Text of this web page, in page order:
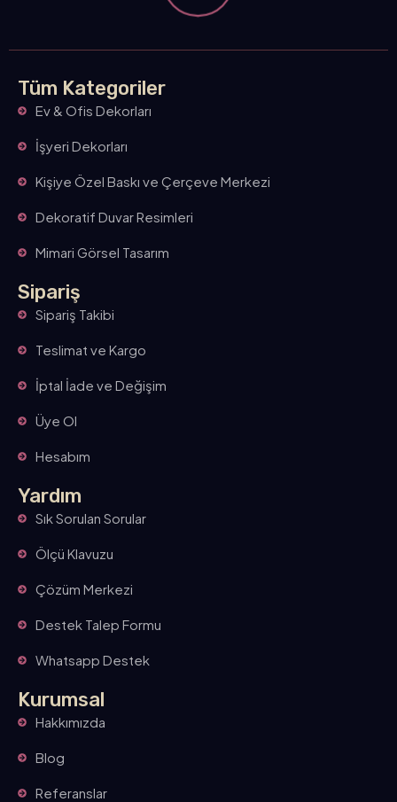
Tüm Kategoriler
Ev & Ofis Dekorları
İşyeri Dekorları
Kişiye Özel Baskı ve Çerçeve Merkezi
Dekoratif Duvar Resimleri
Mimari Görsel Tasarım
Sipariş
Sipariş Takibi
Teslimat ve Kargo
İptal İade ve Değişim
Üye Ol
Hesabım
Yardım
Sık Sorulan Sorular
Ölçü Klavuzu
Çözüm Merkezi
Destek Talep Formu
Whatsapp Destek
Kurumsal
Hakkımızda
Blog
Referanslar